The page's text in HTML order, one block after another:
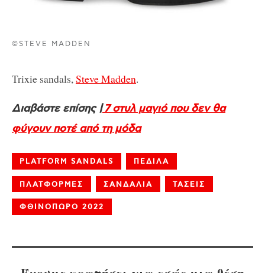
©STEVE MADDEN
Trixie sandals,Steve Madden.
Διαβάστε επίσης |7 στυλ μαγιό που δεν θα
φύγουν ποτέ από τη μόδα
PLATFORM SANDALS ΠΕΔΙΛΑ
ΠΛΑΤΦΟΡΜΕΣ ΣΑΝΔΑΛΙΑ ΤΑΣΕΙΣ
ΦΘΙΝΟΠΩΡΟ 2022